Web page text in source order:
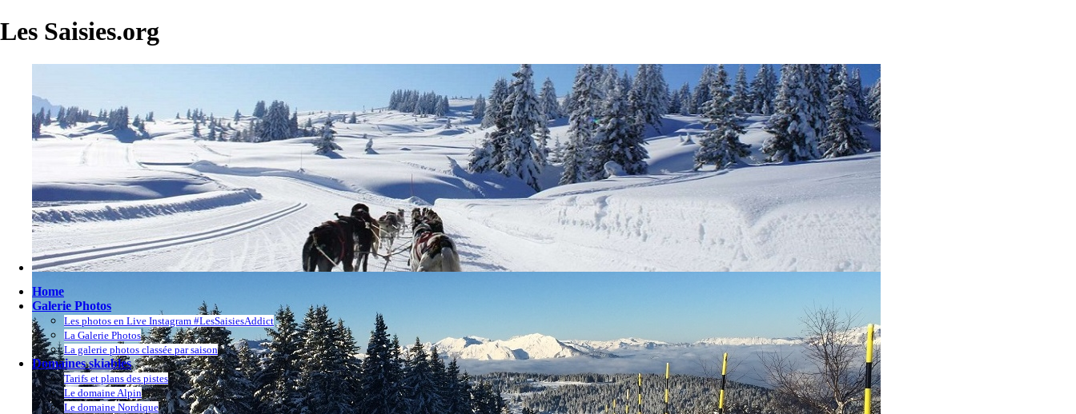
Les Saisies.org
Home
Galerie Photos
Les photos en Live Instagram #LesSaisiesAddict
La Galerie Photos
La galerie photos classée par saison
Domaines skiables
Tarifs et plans des pistes
Le domaine Alpin
Le domaine Nordique